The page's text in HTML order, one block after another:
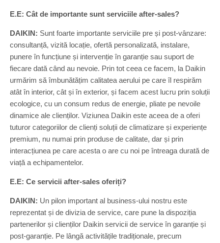
E.E: Cât de importante sunt serviciile after-sales?
DAIKIN: Sunt foarte importante serviciile pre și post-vânzare:
consultanță, vizită locație, ofertă personalizată, instalare,
punere în funcțiune și intervenție în garanție sau suport de
fiecare dată când au nevoie. Prin tot ceea ce facem, la Daikin
urmărim să îmbunătățim calitatea aerului pe care îl respirăm
atât în interior, cât și în exterior, și facem acest lucru prin soluții
ecologice, cu un consum redus de energie, pliate pe nevoile
dinamice ale clienților. Viziunea Daikin este aceea de a oferi
tuturor categoriilor de clienți soluții de climatizare și experiențe
premium, nu numai prin produse de calitate, dar și prin
interacțiunea pe care acesta o are cu noi pe întreaga durată de
viață a echipamentelor.
E.E: Ce servicii after-sales oferiți?
DAIKIN: Un pilon important al business-ului nostru este
reprezentat și de divizia de service, care pune la dispoziția
partenerilor și clienților Daikin servicii de service în garanție și
post-garanție. Pe lângă activitățile tradiționale, precum